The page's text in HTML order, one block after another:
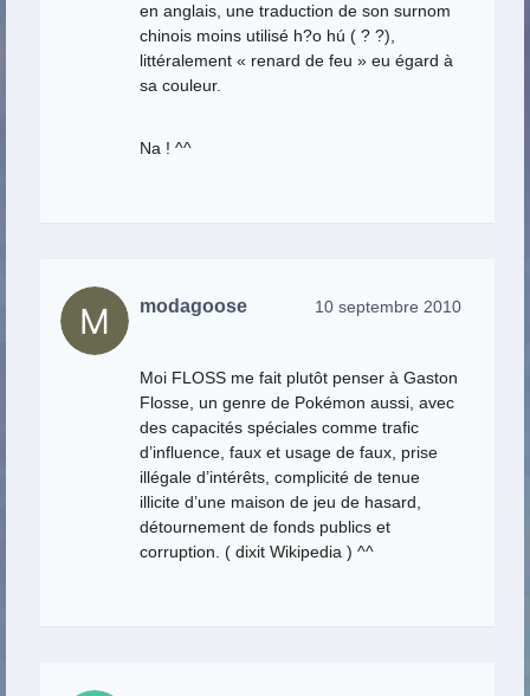
en anglais, une traduction de son surnom
chinois moins utilisé h?o hú ( ? ?),
littéralement « renard de feu » eu égard à
sa couleur.
Na ! ^^
modagoose 10 septembre 2010
Moi FLOSS me fait plutôt penser à Gaston
Flosse, un genre de Pokémon aussi, avec
des capacités spéciales comme trafic
d’influence, faux et usage de faux, prise
illégale d’intérêts, complicité de tenue
illicite d’une maison de jeu de hasard,
détournement de fonds publics et
corruption. ( dixit Wikipedia ) ^^